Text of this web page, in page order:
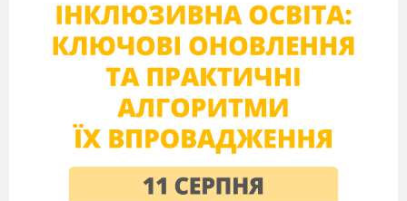
– планету врятуй”, щоб процес навчання
сортуванню відходів був пізнавальним і
цікавим.
Мета гри:вчити дітей правильно
сортувати сміття в залежності від матеріалу,
виробляти звичку раціонально та правильно
утилізувати відходи; розвивати мислення,
мовлення, пам’ять; виховувати екосвідомість
дітей, любов до своєї рідної країни, прагнення
бачити її чистою і квітучою.